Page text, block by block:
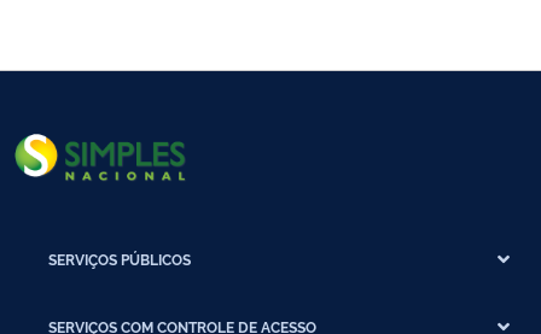
SERVIÇOS PÚBLICOS
SERVIÇOS COM CONTROLE DE ACESSO